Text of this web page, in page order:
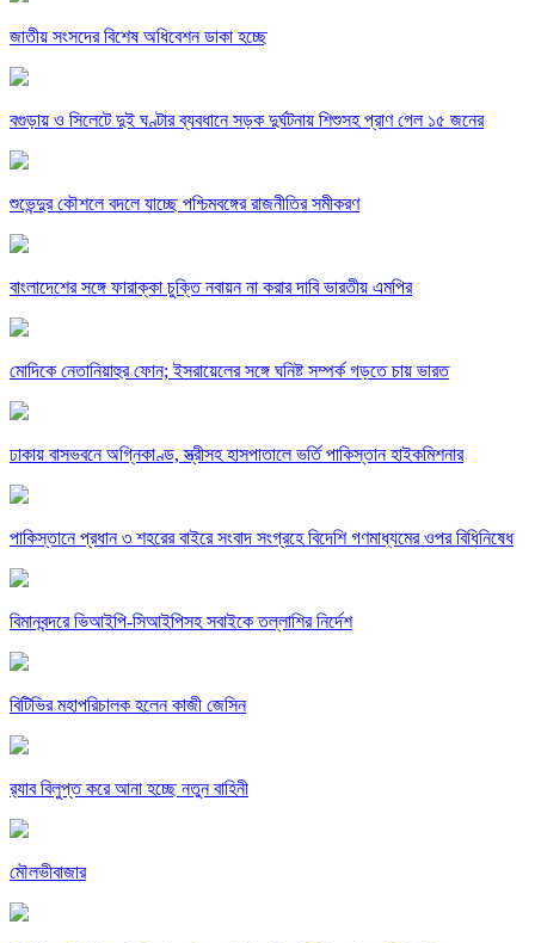
জাতীয় সংসদের বিশেষ অধিবেশন ডাকা হচ্ছে
বগুড়ায় ও সিলেটে দুই ঘণ্টার ব্যবধানে সড়ক দুর্ঘটনায় শিশুসহ প্রাণ গেল ১৫ জনের
শুভেন্দুর কৌশলে বদলে যাচ্ছে পশ্চিমবঙ্গের রাজনীতির সমীকরণ
বাংলাদেশের সঙ্গে ফারাক্কা চুক্তি নবায়ন না করার দাবি ভারতীয় এমপির
মোদিকে নেতানিয়াহুর ফোন; ইসরায়েলের সঙ্গে ঘনিষ্ট সম্পর্ক গড়তে চায় ভারত
ঢাকায় বাসভবনে অগ্নিকাণ্ড, স্ত্রীসহ হাসপাতালে ভর্তি পাকিস্তান হাইকমিশনার
পাকিস্তানে প্রধান ৩ শহরের বাইরে সংবাদ সংগ্রহে বিদেশি গণমাধ্যমের ওপর বিধিনিষেধ
বিমানবন্দরে ভিআইপি-সিআইপিসহ সবাইকে তল্লাশির নির্দেশ
বিটিভির মহাপরিচালক হলেন কাজী জেসিন
র‍্যাব বিলুপ্ত করে আনা হচ্ছে নতুন বাহিনী
মৌলভীবাজার